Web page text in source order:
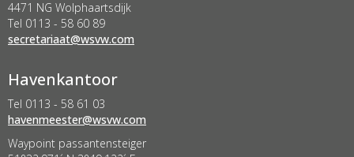
4471 NG Wolphaartsdijk
Tel 0113 - 58 60 89
taairaterces@wsvw.com
Havenkantoor
Tel 0113 - 58 61 03
retseemnevah@wsvw.com
Waypoint passantensteiger